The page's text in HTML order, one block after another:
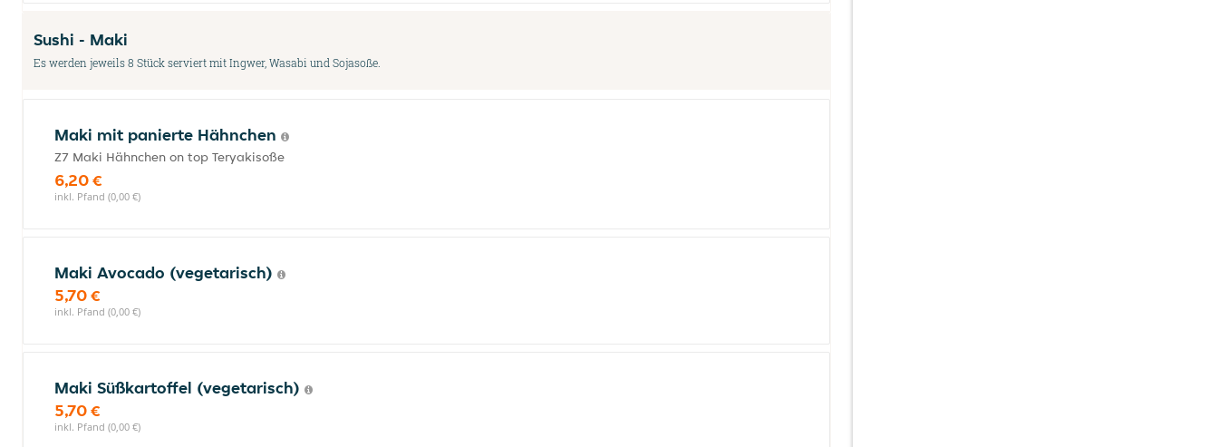
Sushi - Maki
Es werden jeweils 8 Stück serviert mit Ingwer, Wasabi und Sojasoße.
Maki mit panierte Hähnchen
Z7 Maki Hähnchen on top Teryakisoße
6,20 €
inkl. Pfand (0,00 €)
Maki Avocado (vegetarisch)
5,70 €
inkl. Pfand (0,00 €)
Maki Süßkartoffel (vegetarisch)
5,70 €
inkl. Pfand (0,00 €)